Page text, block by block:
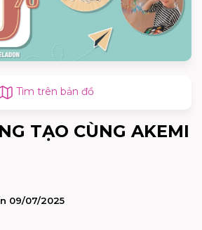
Tìm trên bản đồ
TẠO CÙNG AKEMI
09/07/2025